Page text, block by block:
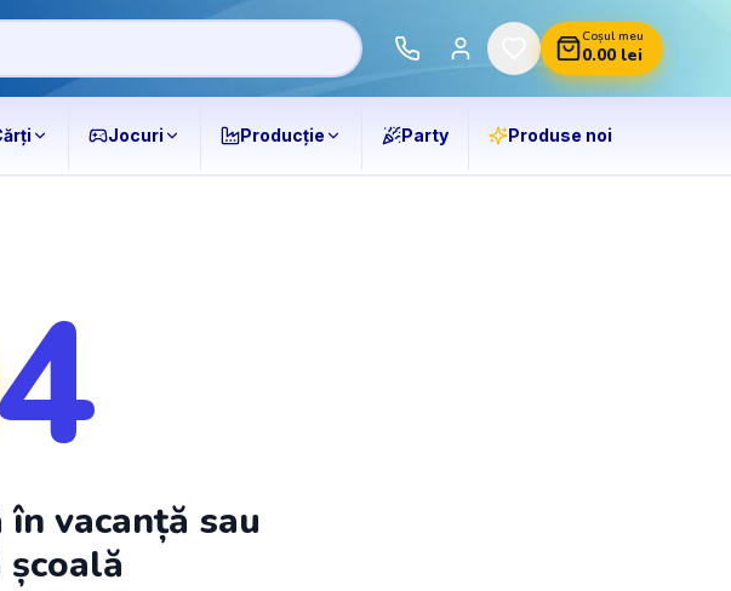
Coșul meu
0.00lei
Jocuri Producție Party Produse noi
vacanță sau